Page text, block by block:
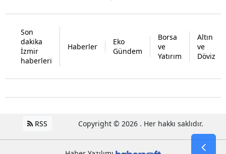
Son
dakika
İzmir
haberleri
Haberler
Eko
Gündem
Borsa
ve
Yatırım
Altın
ve
Döviz
RSS Copyright © 2026 . Her hakkı saklıdır.